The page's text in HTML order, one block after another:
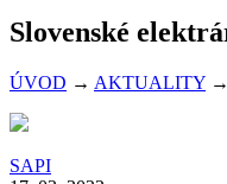
Slovenské
ÚVOD → AKTUALITY →
SAPI